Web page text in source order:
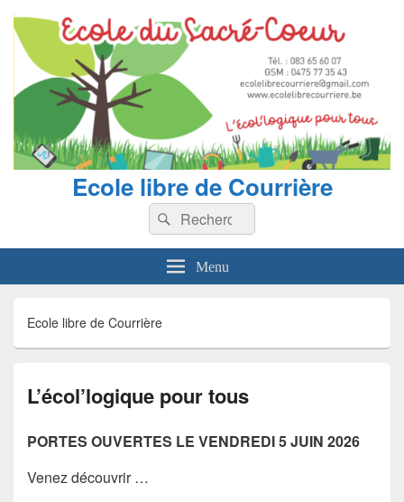
Ecole libre de Courrière
Recherche :
Rechercher
Menu
Ecole libre de Courrière
L’écol’logique pour tous
PORTES OUVERTES LE VENDREDI 5 JUIN 2026
Venez découvrir …